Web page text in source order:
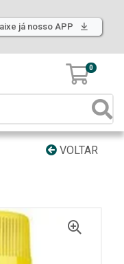
já nosso APP
0
VOLTAR